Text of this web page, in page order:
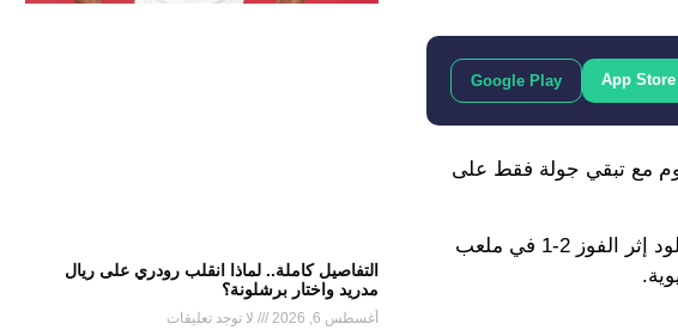
App Store
Google Play
والفوز اليوم مع تبقي جولة فقط على
بمعنويات مرتفعة للغاية عقب التتويج بكأس الملك السعودي يوم الجمعة الماضية على حساب الخلود إثر الفوز 2-1 في ملعب
التفاصيل كاملة.. لماذا انقلب رودري على ريال
مدريد واختار برشلونة؟
أغسطس 6, 2026 لا توجد تعليقات